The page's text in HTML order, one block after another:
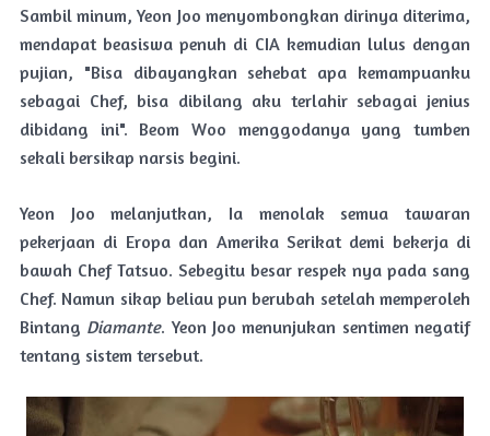
Sambil minum, Yeon Joo menyombongkan dirinya diterima,
mendapat beasiswa penuh di CIA kemudian lulus dengan
pujian, "Bisa dibayangkan sehebat apa kemampuanku
sebagai Chef, bisa dibilang aku terlahir sebagai jenius
dibidang ini". Beom Woo menggodanya yang tumben
sekali bersikap narsis begini.
Yeon Joo melanjutkan, Ia menolak semua tawaran
pekerjaan di Eropa dan Amerika Serikat demi bekerja di
bawah Chef Tatsuo. Sebegitu besar respek nya pada sang
Chef. Namun sikap beliau pun berubah setelah memperoleh
Bintang Diamante. Yeon Joo menunjukan sentimen negatif
tentang sistem tersebut.